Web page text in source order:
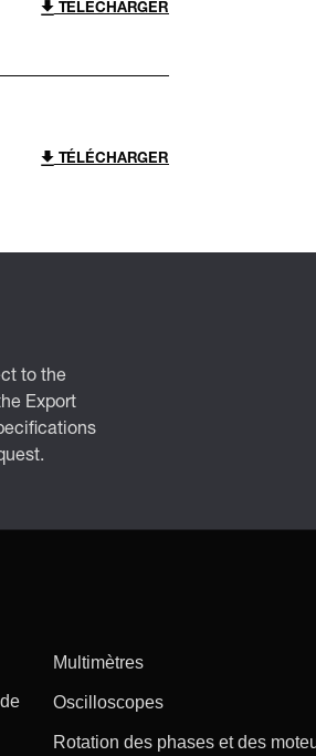
TÉLÉCHARGER
TÉLÉCHARGER
to the
Export
Multimètres
Oscilloscopes
Rotation des phases et des